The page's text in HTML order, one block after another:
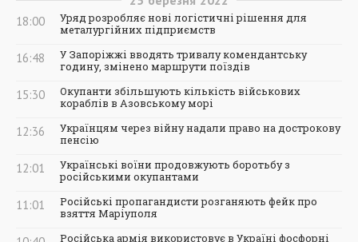
18:00
Уряд розробляє нові логістичні рішення для
металургійних підприємств
16:48
У Запоріжжі вводять тривалу комендантську
годину, змінено маршрути поїздів
15:30
Окупанти збільшують кількість військових
кораблів в Азовському морі
12:36
Українцям через війну надали право на дострокову
пенсію
12:01
Українські воїни продовжують боротьбу з
російськими окупантами
11:01
Російські пропагандисти розганяють фейк про
взяття Маріуполя
Російська армія використовує в Україні фосфорні